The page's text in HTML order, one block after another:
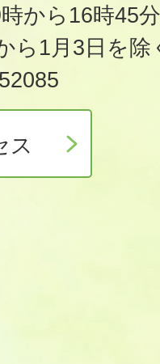
から16時45分
ら1月3日を除
ス